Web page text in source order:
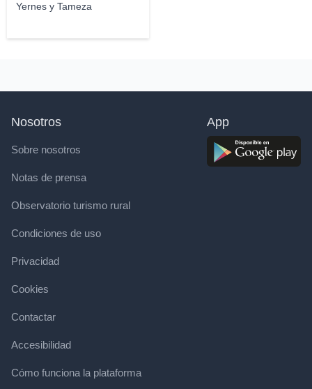
Yernes y Tameza
Nosotros
Sobre nosotros
Notas de prensa
Observatorio turismo rural
Condiciones de uso
Privacidad
Cookies
Contactar
Accesibilidad
Cómo funciona la plataforma
App